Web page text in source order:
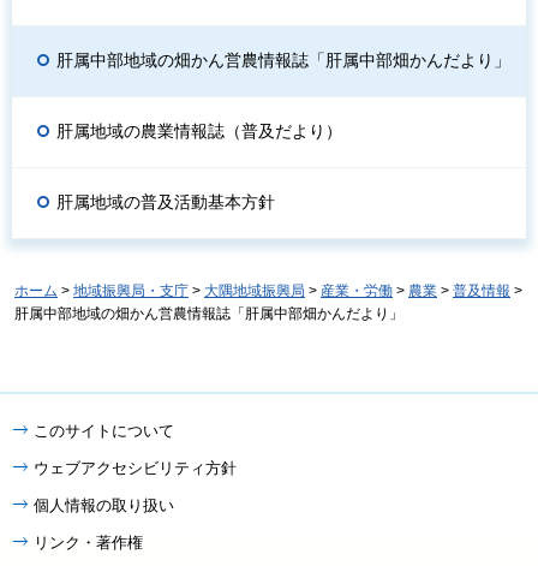
肝属中部地域の畑かん営農情報誌「肝属中部畑かんだより」
肝属地域の農業情報誌（普及だより）
肝属地域の普及活動基本方針
ホーム > 地域振興局・支庁 > 大隅地域振興局 > 産業・労働 > 農業 > 普及情報 >
肝属中部地域の畑かん営農情報誌「肝属中部畑かんだより」
このサイトについて
ウェブアクセシビリティ方針
個人情報の取り扱い
リンク・著作権